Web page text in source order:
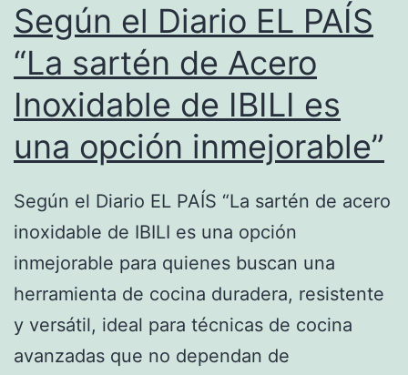
Según el Diario EL PAÍS
“La sartén de Acero
Inoxidable de IBILI es
una opción inmejorable”
Según el Diario EL PAÍS “La sartén de acero
inoxidable de IBILI es una opción
inmejorable para quienes buscan una
herramienta de cocina duradera, resistente
y versátil, ideal para técnicas de cocina
avanzadas que no dependan de